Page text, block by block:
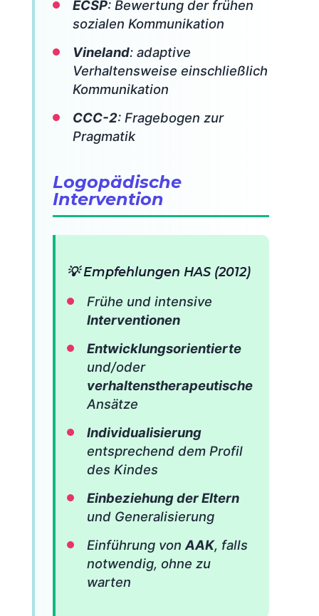
ECSP: Bewertung der frühen
sozialen Kommunikation
Vineland: adaptive
Verhaltensweise einschließlich
Kommunikation
CCC-2: Fragebogen zur
Pragmatik
Logopädische
Intervention
💡 Empfehlungen HAS (2012)
Frühe und intensive
Interventionen
Entwicklungsorientierte
und/oder
verhaltenstherapeutische
Ansätze
Individualisierung
entsprechend dem Profil
des Kindes
Einbeziehung der Eltern
und Generalisierung
Einführung von AAK, falls
notwendig, ohne zu
warten